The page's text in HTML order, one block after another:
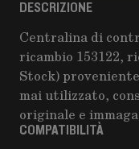
DESCRIZIONE
Centralina di
ricambio 153122,
Stock)
mai utilizzato,
originale e
COMPATIBILITÀ